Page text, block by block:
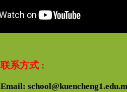
联系方式 :
Email: